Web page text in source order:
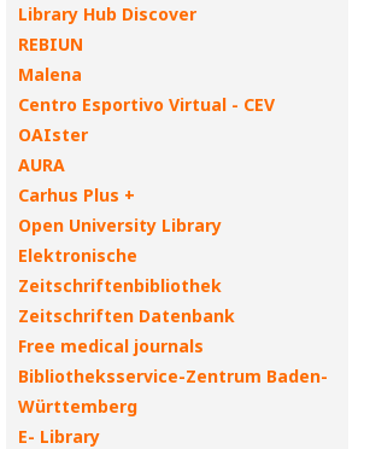
Library Hub Discover
REBIUN
Malena
Centro Esportivo Virtual - CEV
OAIster
AURA
Carhus Plus +
Open University Library
Elektronische
Zeitschriftenbibliothek
Zeitschriften Datenbank
Free medical journals
Bibliotheksservice-Zentrum Baden-
Württemberg
E- Library